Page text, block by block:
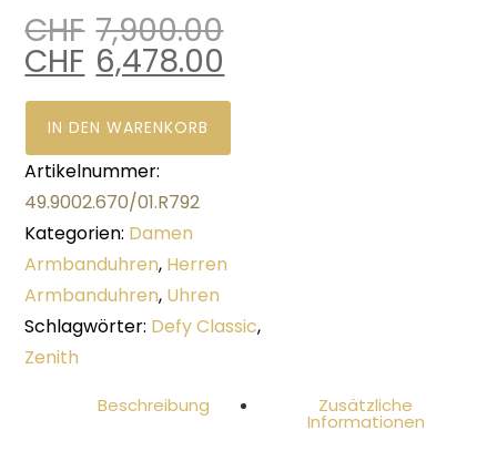
CHF 7,900.00
CHF 6,478.00
IN DEN WARENKORB
Artikelnummer:
49.9002.670/01.R792
Kategorien: Damen
Armbanduhren, Herren
Armbanduhren, Uhren
Schlagwörter: Defy Classic,
Zenith
Beschreibung Zusätzliche
Informationen